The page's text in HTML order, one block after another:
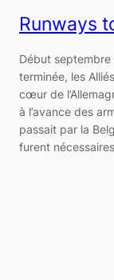
Runways
Début
terminée, les
cœur de
à l’avance des
passait par la
furent